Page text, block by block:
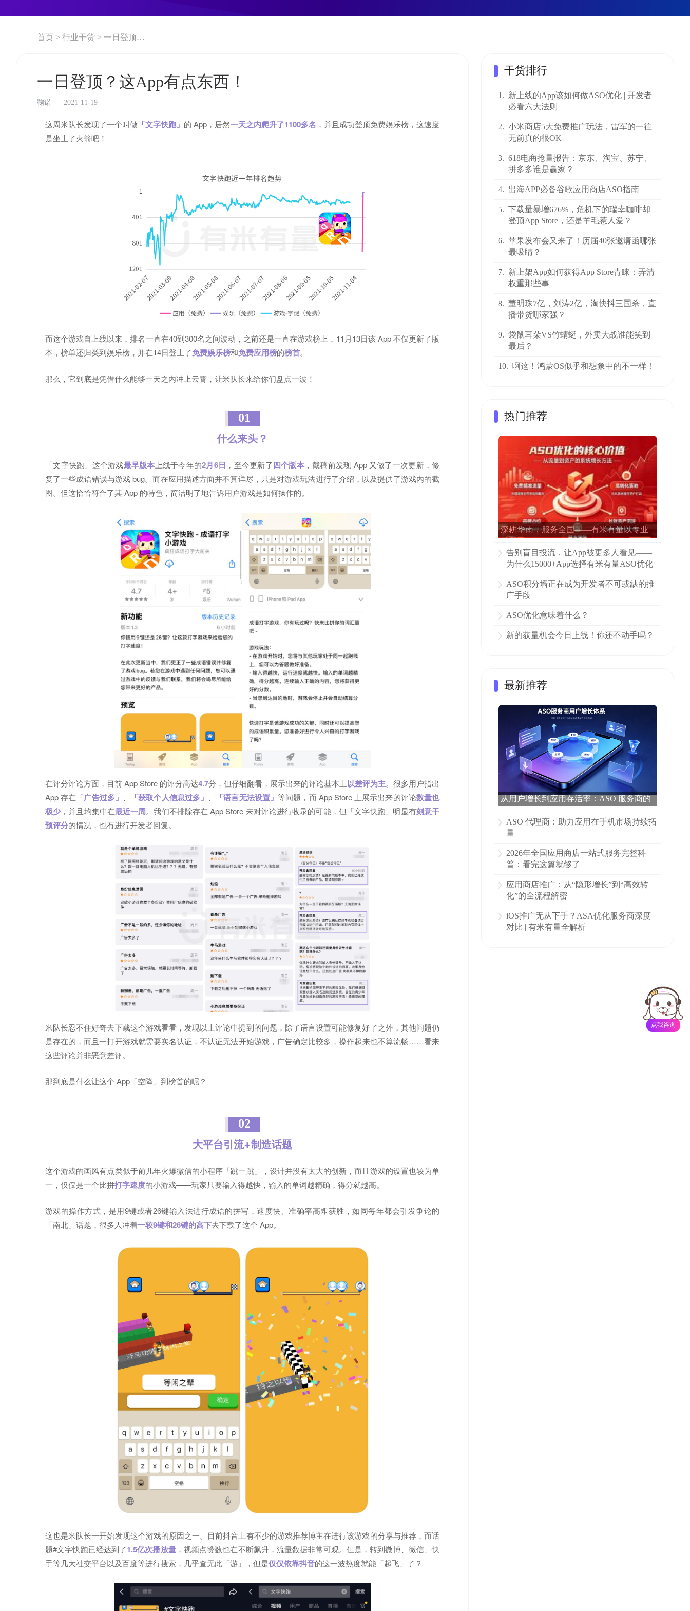
点我咨询
首页 > 行业干货 > 一日登顶？这App有点东西！
一日登顶？这App有点东西！
鞠诺 2021-11-19
这周米队长发现了一个叫做 「文字快跑」 的 App，居然一天之内爬升了1100多名 ，并且成功登顶免费娱乐榜，这速度
是坐上了火箭吧！
而这个游戏自上线以来，排名一直在40到300名之间波动，之前还是一直在游戏榜上，11月13日该 App 不仅更新了版
本，榜单还归类到娱乐榜，并在14日登上了免费娱乐榜和免费应用榜的榜首。
那么，它到底是凭借什么能够一天之内冲上云霄，让米队长来给你们盘点一波！
01
什么来头？
「文字快跑」这个游戏最早版本上线于今年的2月6日 ，至今更新了四个版本，截稿前发现 App 又做了一次更新，修
复了一些成语错误与游戏 bug。而在应用描述方面并不算详尽，只是对游戏玩法进行了介绍，以及提供了游戏内的截
图。但这恰恰符合了其 App 的特色，简洁明了地告诉用户游戏是如何操作的。
在评分评论方面，目前 App Store 的评分高达4.7分，但仔细翻看，展示出来的评论基本上以差评为主。很多用户指出
App 存在 「广告过多」 「获取个人信息过多」 「语言无法设置」等问题，而 App Store 上展示出来的评论数量也
极少，并且均集中在最近一周。我们不排除存在 App Store 未对评论进行收录的可能，但「文字快跑」明显有刻意干
预评分的情况，也有进行开发者回复。
米队长忍不住好奇去下载这个游戏看看，发现以上评论中提到的问题，除了语言设置可能修复好了之外，其他问题仍
是存在的，而且一打开游戏就需要实名认证，不认证无法开始游戏，广告确定比较多，操作起来也不算流畅……看来
这些评论并非恶意差评。
那到底是什么让这个 App「空降」到榜首的呢？
02
大平台引流+制造话题
这个游戏的画风有点类似于前几年火爆微信的小程序「跳一跳」，设计并没有太大的创新，而且游戏的设置也较为单
一，仅仅是一个比拼打字速度的小游戏——玩家只要输入得越快，输入的单词越精确，得分就越高。
游戏的操作方式，是用9键或者26键输入法进行成语的拼写，速度快、准确率高即获胜，如同每年都会引发争论的
「南北」话题，很多人冲着一较9键和26键的高下去下载了这个 App。
这也是米队长一开始发现这个游戏的原因之一。目前抖音上有不少的游戏推荐博主在进行该游戏的分享与推荐，而话
题#文字快跑已经达到了1.5亿次播放量，视频点赞数也在不断飙升，流量数据非常可观。但是，转到微博、微信、快
手等几大社交平台以及百度等进行搜索，几乎查无此「游」，但是仅仅依靠抖音的这一波热度就能「起飞」了？
干货排行
1. 新上线的App该如何做ASO优化 | 开发者
必看六大法则
2. 小米商店5大免费推广玩法，雷军的一往
无前真的很OK
3. 618电商抢量报告：京东、淘宝、苏宁、
拼多多谁是赢家？
4. 出海APP必备谷歌应用商店ASO指南
5. 下载量暴增676%，危机下的瑞幸咖啡却
登顶App Store，还是羊毛惹人爱？
6. 苹果发布会又来了！历届40张邀请函哪张
最吸睛？
7. 新上架App如何获得App Store青睐：弄清
权重那些事
8. 董明珠7亿，刘涛2亿，淘快抖三国杀，直
播带货哪家强？
9. 袋鼠耳朵VS竹蜻蜓，外卖大战谁能笑到
最后？
10. 啊这！鸿蒙OS似乎和想象中的不一样！
热门推荐
深耕华南，服务全国——有米有量以专业
告别盲目投流，让App被更多人看见——
为什么15000+App选择有米有量ASO优化
ASO积分墙正在成为开发者不可或缺的推
广手段
ASO优化意味着什么？
新的获量机会今日上线！你还不动手吗？
最新推荐
从用户增长到应用存活率：ASO 服务商的
ASO 代理商：助力应用在手机市场持续拓
量
2026年全国应用商店一站式服务完整科
普：看完这篇就够了
应用商店推广：从“隐形增长”到“高效转
化”的全流程解密
iOS推广无从下手？ASA优化服务商深度
对比 | 有米有量全解析